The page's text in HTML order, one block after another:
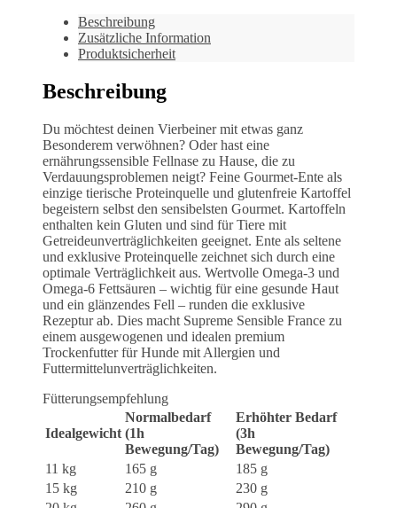
Beschreibung
Zusätzliche Information
Produktsicherheit
Beschreibung
Du möchtest deinen Vierbeiner mit etwas ganz
Besonderem verwöhnen? Oder hast eine
ernährungssensible Fellnase zu Hause, die zu
Verdauungsproblemen neigt? Feine Gourmet-Ente als
einzige tierische Proteinquelle und glutenfreie Kartoffel
begeistern selbst den sensibelsten Gourmet. Kartoffeln
enthalten kein Gluten und sind für Tiere mit
Getreideunverträglichkeiten geeignet. Ente als seltene
und exklusive Proteinquelle zeichnet sich durch eine
optimale Verträglichkeit aus. Wertvolle Omega-3 und
Omega-6 Fettsäuren – wichtig für eine gesunde Haut
und ein glänzendes Fell – runden die exklusive
Rezeptur ab. Dies macht Supreme Sensible France zu
einem ausgewogenen und idealen premium
Trockenfutter für Hunde mit Allergien und
Futtermittelunverträglichkeiten.
Fütterungsempfehlung
Idealgewicht
Normalbedarf
(1h
Bewegung/Tag)
Erhöhter Bedarf
(3h
Bewegung/Tag)
11 kg
165 g
185 g
15 kg
210 g
230 g